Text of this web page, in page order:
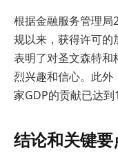
根据金融服务管理
规以来，获得许可的
表明了对圣文森特和
烈兴趣和信心。此外
家GDP的贡献已达到
结论和关键要